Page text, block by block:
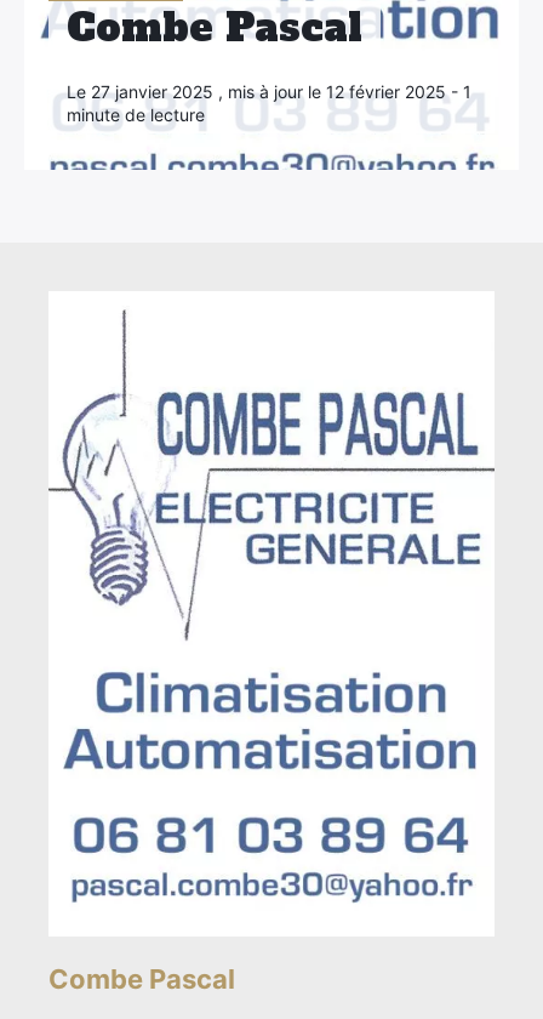
Combe Pascal
Le 27 janvier 2025 , mis à jour le 12 février 2025 - 1
minute de lecture
Combe Pascal
×